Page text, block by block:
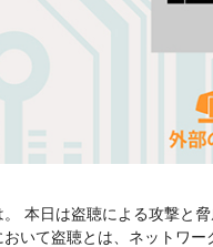
本日は盗聴による攻撃と
いて盗聴とは、ネットワ